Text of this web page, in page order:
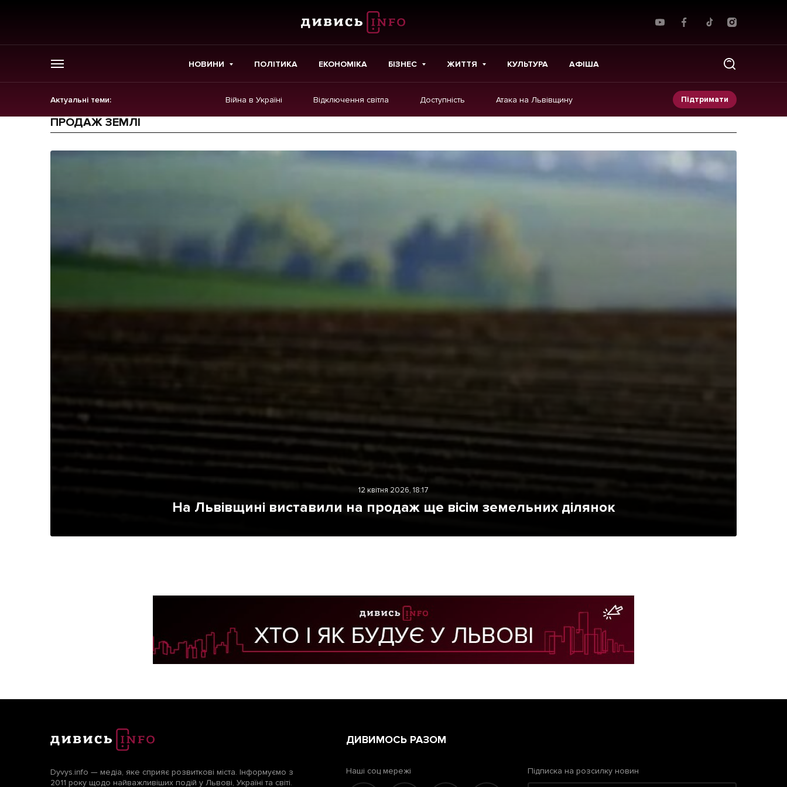
НОВИНИ ПОЛІТИКА ЕКОНОМІКА БІЗНЕС ЖИТТЯ КУЛЬТУРА АФІША
Актуальні теми: Війна в Україні Відключення світла Доступність Атака на Львівщину Підтримати
ГОЛОВНЕ
Новини
Бізнес
Життя
Інтерв'ю
Картки
Погляди
Прес-релізи
Фото/Відео
Made in Lviv
ПРОДАЖ ЗЕМЛІ
12 квітня 2026, 18:17
На Львівщині виставили на продаж ще вісім земельних ділянок
Dyvys.info — медіа, яке сприяє розвиткові міста. Інформуємо з
2011 року щодо найважливіших подій у Львові, Україні та світі.
ДИВИМОСЬ РАЗОМ
Наші соц мережі Підписка на розсилку новин